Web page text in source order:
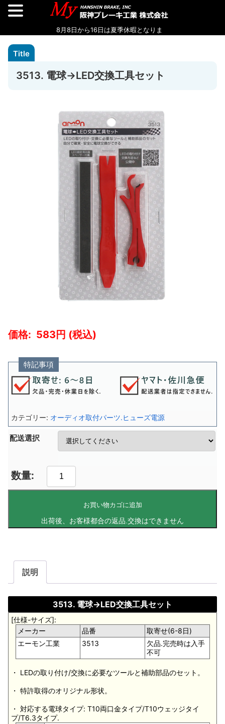
3513. 電球→LED交換工具セット
583
特記事項
配送選択
お買い物カゴに追加
カテゴリー: オーディオ取付パーツ.ヒューズ電源
説明
3513. 電球→LED交換工具セット
[仕様-サイズ]:
メーカー
品番
取寄せ(6-8日)
エーモン工業
3513
欠品.完売時は入手
不可
・ LEDの取り付け/交換に必要なツールと補助部品のセット。
・ 特許取得のオリジナル形状。
・ 対応する電球タイプ: T10両口金タイプ/T10ウェッジタイ
プ/T6.3タイプ.